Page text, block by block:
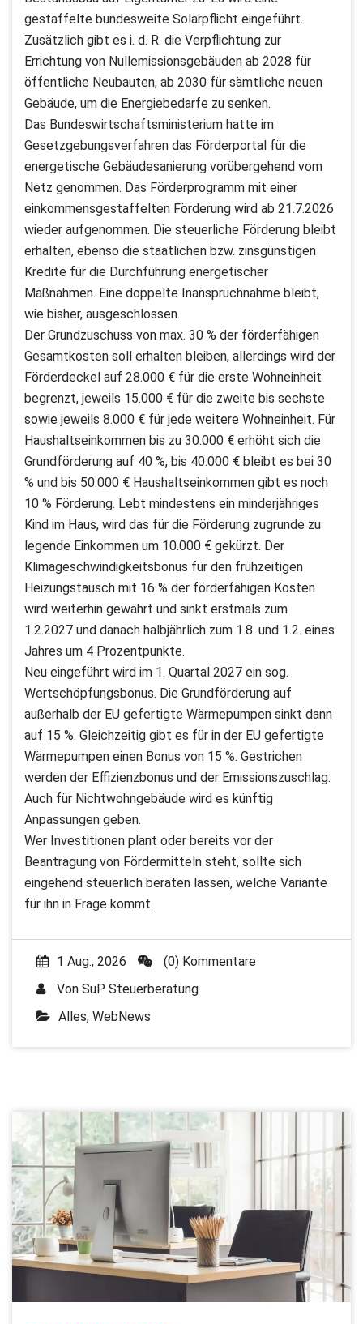
gestaffelte bundesweite Solarpflicht eingeführt.
Zusätzlich gibt es i. d. R. die Verpflichtung zur
Errichtung von Nullemissionsgebäuden ab 2028 für
öffentliche Neubauten, ab 2030 für sämtliche neuen
Gebäude, um die Energiebedarfe zu senken.
Das Bundeswirtschaftsministerium hatte im
Gesetzgebungsverfahren das Förderportal für die
energetische Gebäudesanierung vorübergehend vom
Netz genommen. Das Förderprogramm mit einer
einkommensgestaffelten Förderung wird ab 21.7.2026
wieder aufgenommen. Die steuerliche Förderung bleibt
erhalten, ebenso die staatlichen bzw. zinsgünstigen
Kredite für die Durchführung energetischer
Maßnahmen. Eine doppelte Inanspruchnahme bleibt,
wie bisher, ausgeschlossen.
Der Grundzuschuss von max. 30 % der förderfähigen
Gesamtkosten soll erhalten bleiben, allerdings wird der
Förderdeckel auf 28.000 € für die erste Wohneinheit
begrenzt, jeweils 15.000 € für die zweite bis sechste
sowie jeweils 8.000 € für jede weitere Wohneinheit. Für
Haushaltseinkommen bis zu 30.000 € erhöht sich die
Grundförderung auf 40 %, bis 40.000 € bleibt es bei 30
% und bis 50.000 € Haushaltseinkommen gibt es noch
10 % Förderung. Lebt mindestens ein minderjähriges
Kind im Haus, wird das für die Förderung zugrunde zu
legende Einkommen um 10.000 € gekürzt. Der
Klimageschwindigkeitsbonus für den frühzeitigen
Heizungstausch mit 16 % der förderfähigen Kosten
wird weiterhin gewährt und sinkt erstmals zum
1.2.2027 und danach halbjährlich zum 1.8. und 1.2. eines
Jahres um 4 Prozentpunkte.
Neu eingeführt wird im 1. Quartal 2027 ein sog.
Wertschöpfungsbonus. Die Grundförderung auf
außerhalb der EU gefertigte Wärmepumpen sinkt dann
auf 15 %. Gleichzeitig gibt es für in der EU gefertigte
Wärmepumpen einen Bonus von 15 %. Gestrichen
werden der Effizienzbonus und der Emissionszuschlag.
Auch für Nichtwohngebäude wird es künftig
Anpassungen geben.
Wer Investitionen plant oder bereits vor der
Beantragung von Fördermitteln steht, sollte sich
eingehend steuerlich beraten lassen, welche Variante
für ihn in Frage kommt.
1 Aug., 2026
(0) Kommentare
Von SuP Steuerberatung
Alles, WebNews